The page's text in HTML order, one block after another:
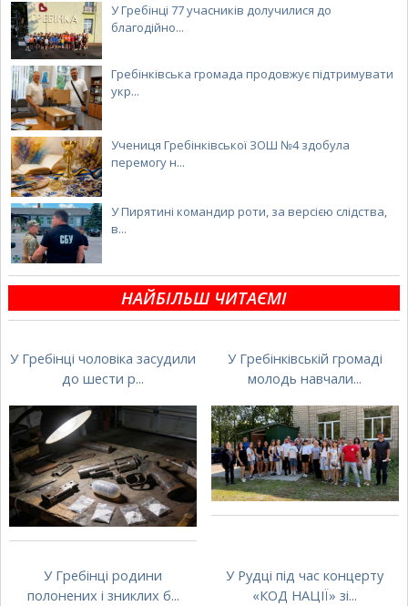
У Гребінці 77 учасників долучилися до
благодійно...
Гребінківська громада продовжує підтримувати
укр...
Учениця Гребінківської ЗОШ №4 здобула
перемогу н...
У Пирятині командир роти, за версією слідства,
в...
НАЙБІЛЬШ ЧИТАЄМІ
У Гребінці чоловіка засудили
до шести р...
У Гребінківській громаді
молодь навчали...
У Гребінці родини
полонених і зниклих б...
У Рудці під час концерту
«КОД НАЦІЇ» зі...